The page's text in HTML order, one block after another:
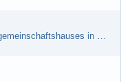
17. Überprüfung der Sanierung des Dorfgemeinschaftshauses in Egenroth